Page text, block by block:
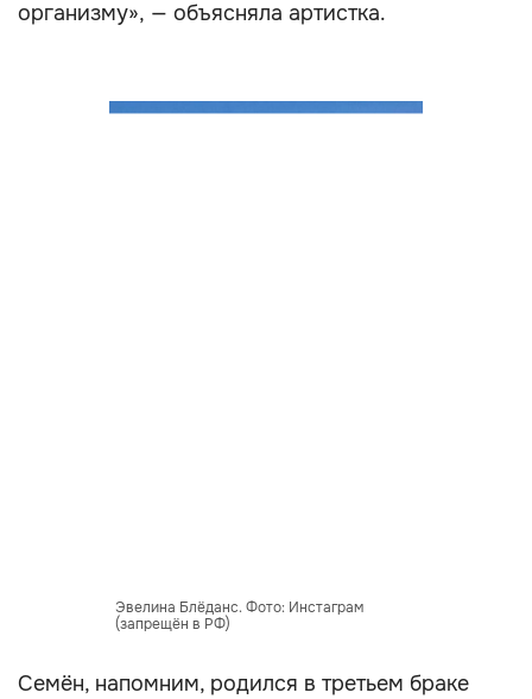
организму», — объясняла артистка.
Эвелина Блёданс. Фото: Инстаграм
(запрещён в РФ)
Семён, напомним, родился в третьем браке